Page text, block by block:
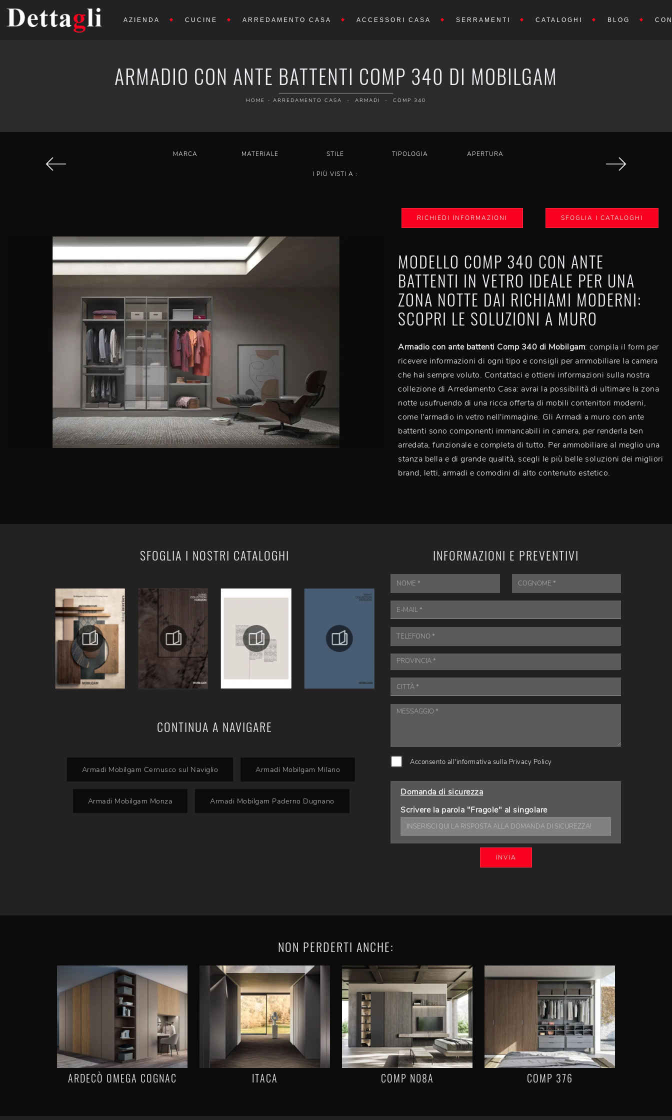
AZIENDA CUCINE ARREDAMENTO CASA ACCESSORI CASA SERRAMENTI CATALOGHI BLOG
ARMADIO CON ANTE BATTENTI COMP 340 DI MOBILGAM
HOME - ARREDAMENTO CASA - ARMADI - COMP 340
MARCA MATERIALE STILE TIPOLOGIA APERTURA
I PIÙ VISTI A :
RICHIEDI INFORMAZIONI SFOGLIA I CATALOGHI
MODELLO COMP 340 CON ANTE
BATTENTI IN VETRO IDEALE PER UNA
ZONA NOTTE DAI RICHIAMI MODERNI:
SCOPRI LE SOLUZIONI A MURO
Armadio con ante battenti Comp 340 di Mobilgam: compila il form per
ricevere informazioni di ogni tipo e consigli per ammobiliare la camera
che hai sempre voluto. Contattaci e ottieni informazioni sulla nostra
collezione di Arredamento Casa: avrai la possibilità di ultimare la zona
notte usufruendo di una ricca offerta di mobili contenitori moderni,
come l'armadio in vetro nell'immagine. Gli Armadi a muro con ante
battenti sono componenti immancabili in camera, per renderla ben
arredata, funzionale e completa di tutto. Per ammobiliare al meglio una
stanza bella e di grande qualità, scegli le più belle soluzioni dei migliori
brand, letti, armadi e comodini di alto contenuto estetico.
SFOGLIA I NOSTRI CATALOGHI
CONTINUA A NAVIGARE
Armadi Mobilgam Cernusco sul Naviglio Armadi Mobilgam Milano
Armadi Mobilgam Monza Armadi Mobilgam Paderno Dugnano
INFORMAZIONI E PREVENTIVI
Acconsento all'informativa sulla Privacy Policy
Domanda di sicurezza
Scrivere la parola "Fragole" al singolare
INVIA
NON PERDERTI ANCHE:
ARDECÒ OMEGA COGNAC ITACA COMP N08A COMP 376